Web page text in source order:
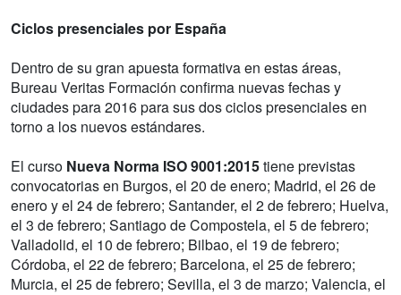
Ciclos presenciales por España
Dentro de su gran apuesta formativa en estas áreas,
Bureau Veritas Formación confirma nuevas fechas y
ciudades para 2016 para sus dos ciclos presenciales en
torno a los nuevos estándares.
El curso Nueva Norma ISO 9001:2015tiene previstas
convocatorias en Burgos, el 20 de enero; Madrid, el 26 de
enero y el 24 de febrero; Santander, el 2 de febrero; Huelva,
el 3 de febrero; Santiago de Compostela, el 5 de febrero;
Valladolid, el 10 de febrero; Bilbao, el 19 de febrero;
Córdoba, el 22 de febrero; Barcelona, el 25 de febrero;
Murcia, el 25 de febrero; Sevilla, el 3 de marzo; Valencia, el